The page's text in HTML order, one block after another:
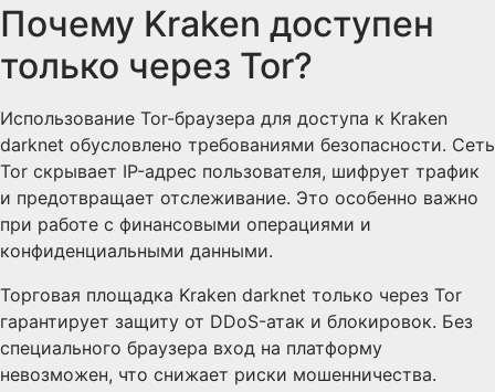
Почему Kraken доступен
только через Tor?
Использование Tor-браузера для доступа к Kraken
darknet обусловлено требованиями безопасности. Сеть
Tor скрывает IP-адрес пользователя, шифрует трафик
и предотвращает отслеживание. Это особенно важно
при работе с финансовыми операциями и
конфиденциальными данными.
Торговая площадка Kraken darknet только через Tor
гарантирует защиту от DDoS-атак и блокировок. Без
специального браузера вход на платформу
невозможен, что снижает риски мошенничества.